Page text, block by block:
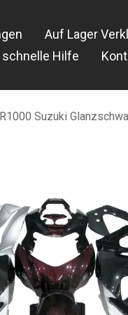
Auf Lager
Hilfe
Suzuki